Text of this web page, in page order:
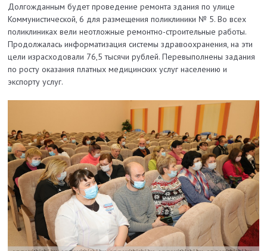
Долгожданным будет проведение ремонта здания по улице
Коммунистической, 6 для размещения поликлиники № 5. Во всех
поликлиниках вели неотложные ремонтно-строительные работы.
Продолжалась информатизация системы здравоохранения, на эти
цели израсходовали 76,5 тысячи рублей. Перевыполнены задания
по росту оказания платных медицинских услуг населению и
экспорту услуг.